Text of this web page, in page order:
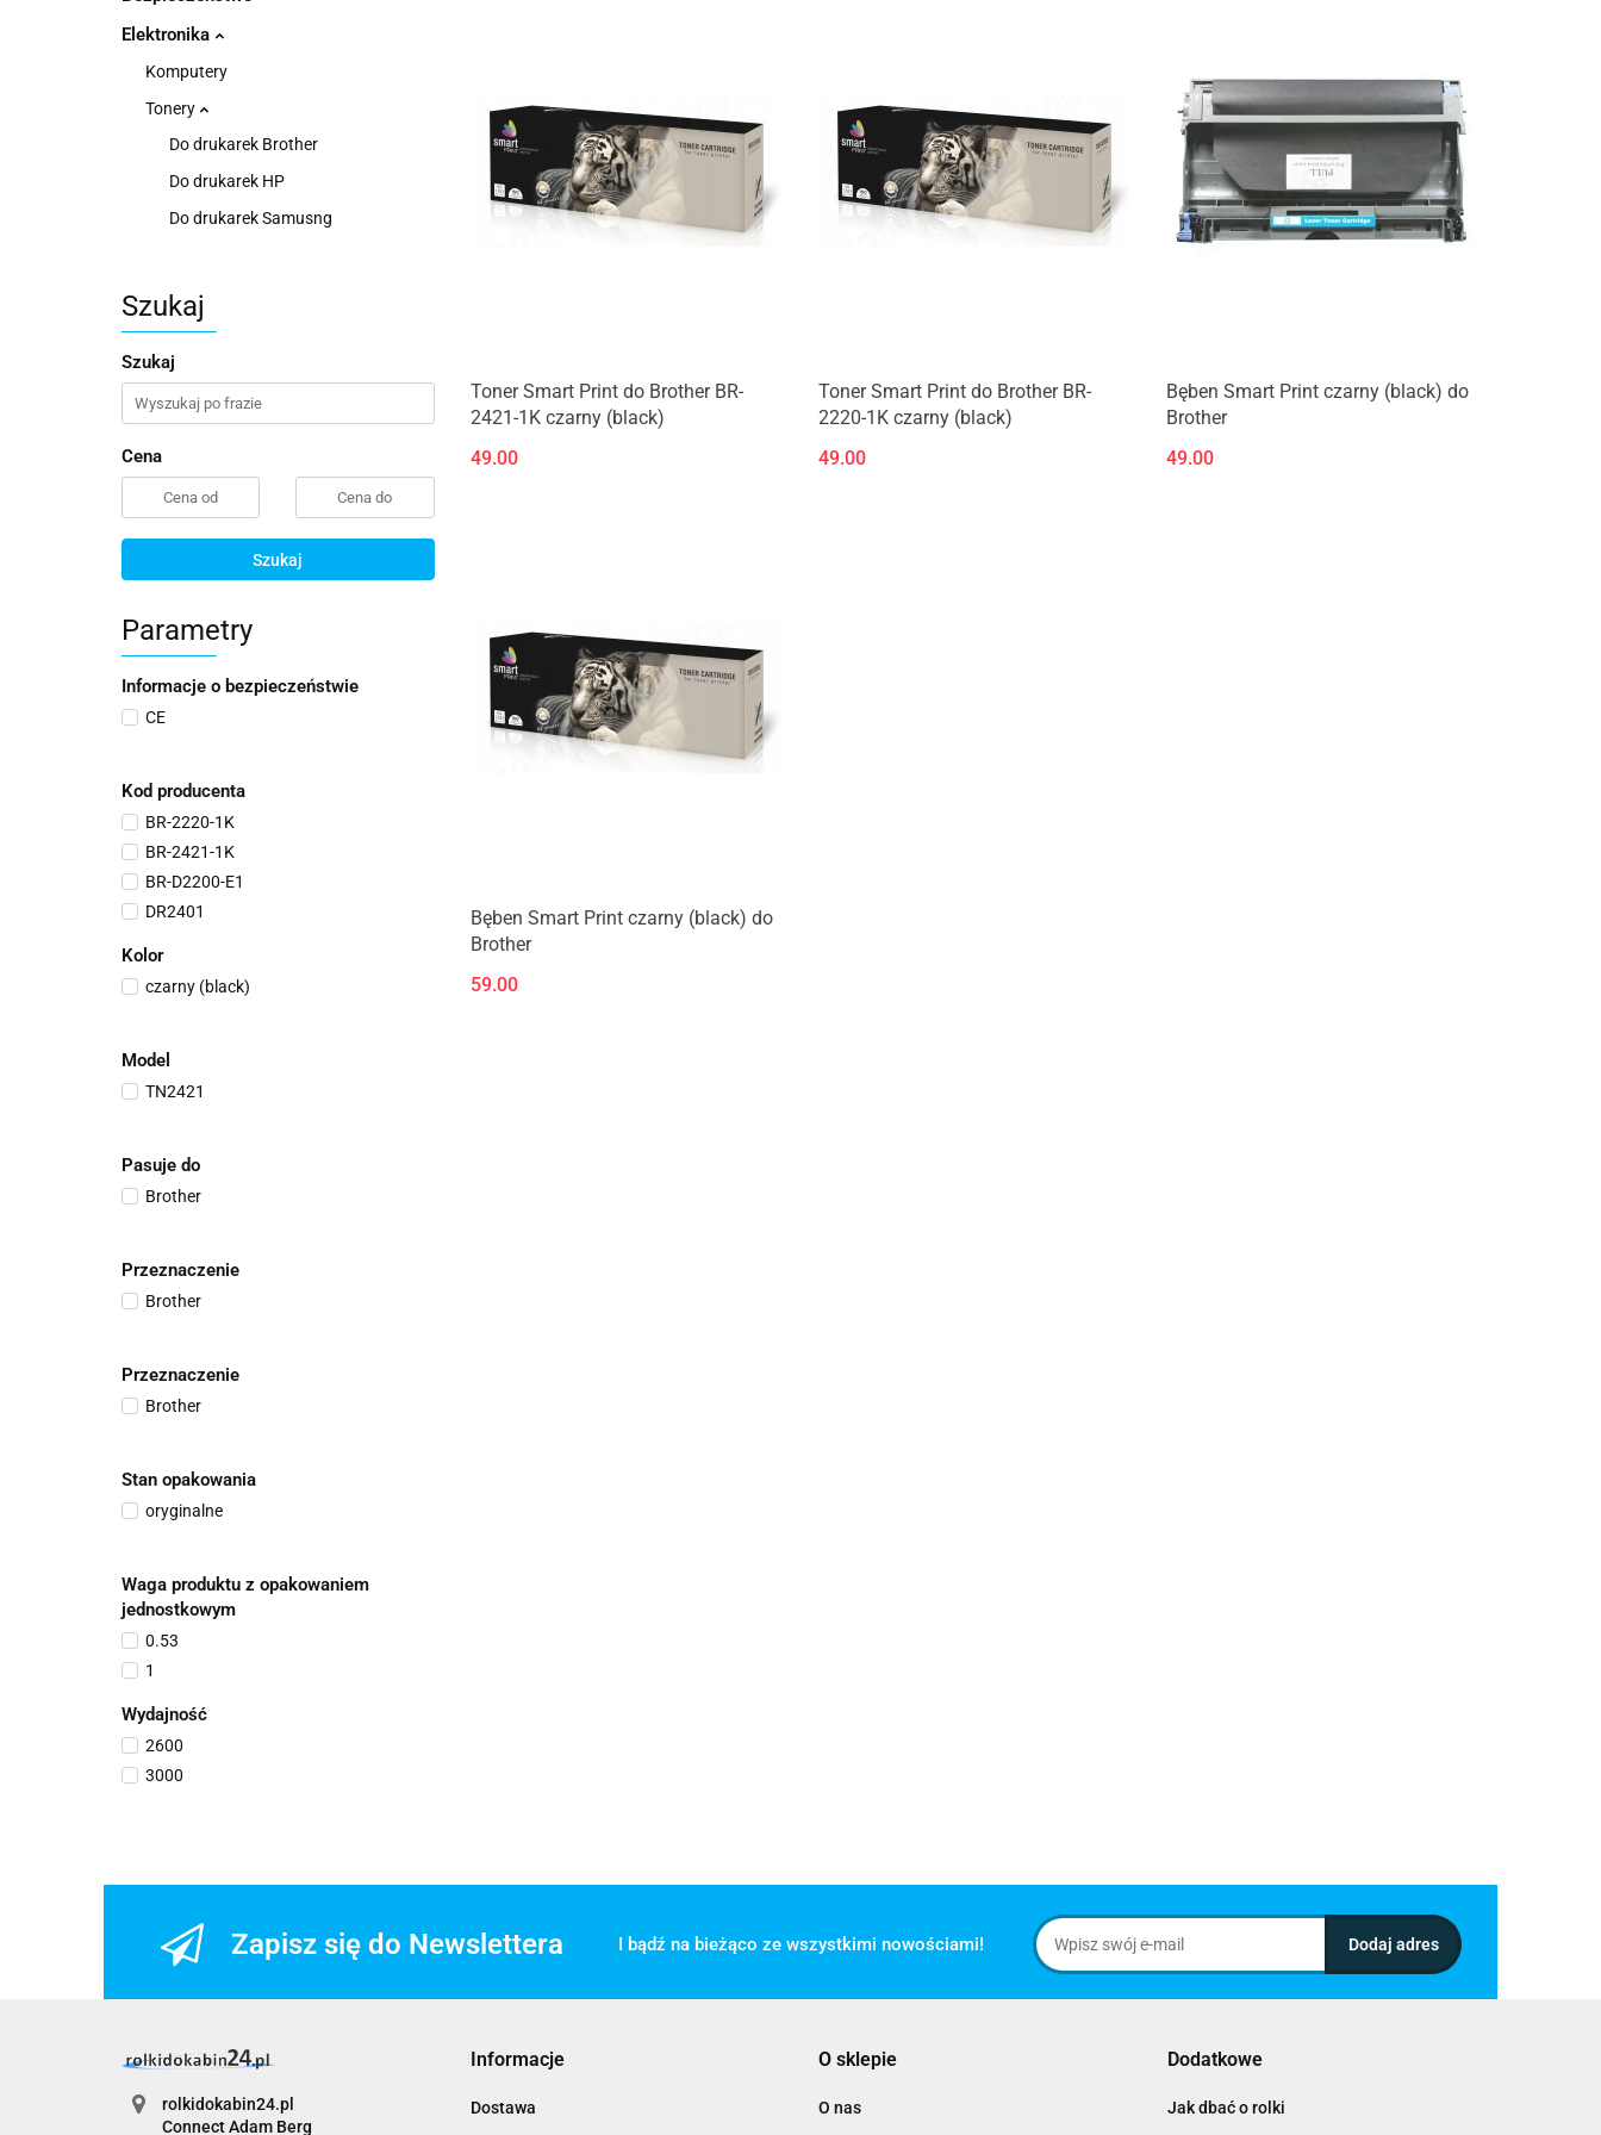
Elektronika
Komputery
Tonery
Do drukarek Brother
Do drukarek HP
Do drukarek Samusng
Szukaj
Szukaj
Cena
Szukaj
Parametry
Informacje o bezpieczeństwie
CE
Kod producenta
BR-2220-1K
BR-2421-1K
BR-D2200-E1
DR2401
Kolor
czarny (black)
Model
TN2421
Pasuje do
Brother
Przeznaczenie
Brother
Przeznaczenie
Brother
Stan opakowania
oryginalne
Waga produktu z opakowaniem
jednostkowym
0.53
1
Wydajność
2600
3000
Toner Smart Print do Brother BR-
2421-1K czarny (black)
49.00
Toner Smart Print do Brother BR-
2220-1K czarny (black)
49.00
Bęben Smart Print czarny (black) do
Brother
49.00
Bęben Smart Print czarny (black) do
Brother
59.00
Zapisz się do Newslettera I bądź na bieżąco ze wszystkimi nowościami!
rolkidokabin24.pl
Connect Adam Berg
Informacje
Dostawa
O sklepie
O nas
Dodatkowe
Jak dbać o rolki